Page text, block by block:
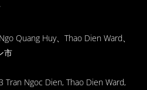
Quang Huy、Thao Dien Ward、
市
Tran Ngoc Dien, Thao Dien Ward,